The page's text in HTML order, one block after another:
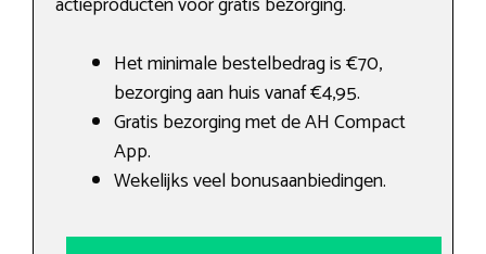
Het minimale bestelbedrag is €70,
bezorging aan huis vanaf €4,95.
Gratis bezorging met de AH Compact
App.
Wekelijks veel bonusaanbiedingen.